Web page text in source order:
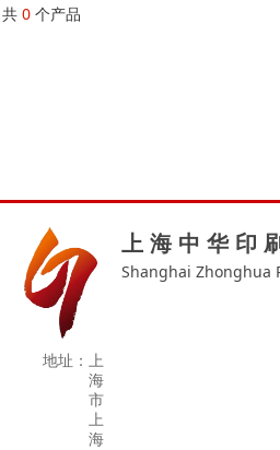
共 0 个产品
上 海 中 华 印
Shanghai Zhonghua
地址： 上
海
市
上
海